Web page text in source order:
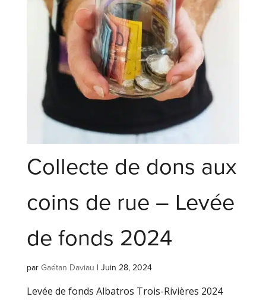
Collecte de dons aux
coins de rue – Levée
de fonds 2024
parGaétan Daviau | Juin 28, 2024
Levée de fonds Albatros Trois-Rivières 2024